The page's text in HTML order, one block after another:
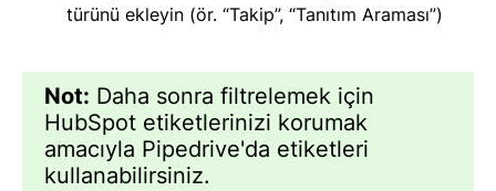
türünü ekleyin (ör. “Takip”, “Tanıtım Araması”)
Not: Daha sonra filtrelemek için
HubSpot etiketlerinizi korumak
amacıyla Pipedrive'da etiketleri
kullanabilirsiniz.